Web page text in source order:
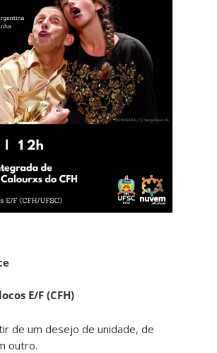
E/F (CFH)
de um desejo de unidade, de
outro.